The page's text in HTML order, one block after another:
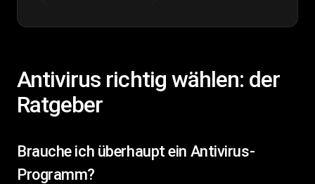
Antivirus richtig wählen: der
Ratgeber
Brauche ich überhaupt ein Antivirus-
Programm?